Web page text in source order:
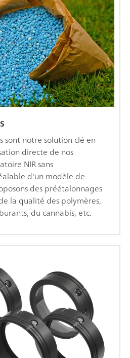
sont notre solution clé en
directe de nos
NIR sans
d'un modèle de
des préétalonnages
la qualité des polymères,
du cannabis, etc.